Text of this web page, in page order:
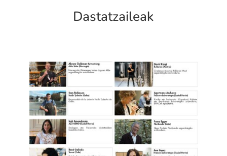
Dastatzaileak